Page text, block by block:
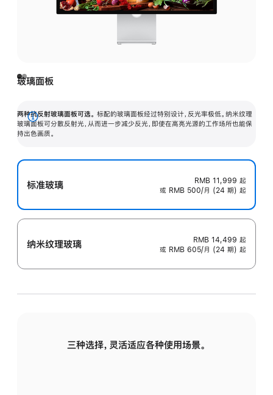
玻璃面板
两种抗反射玻璃面板可选。 标配的玻璃面板经过特别设计，反光率极低。纳米纹理
玻璃面板可分散反射光，从而进一步减少反光，即使在高亮光源的工作场所也能保
持出色画质。
展
开
标准玻璃 RMB 11,999 起
或 RMB 500/月 (24 期) 起
纳米纹理玻璃 RMB 14,499 起
或 RMB 605/月 (24 期) 起
三种选择，灵活适应各种使用场景。